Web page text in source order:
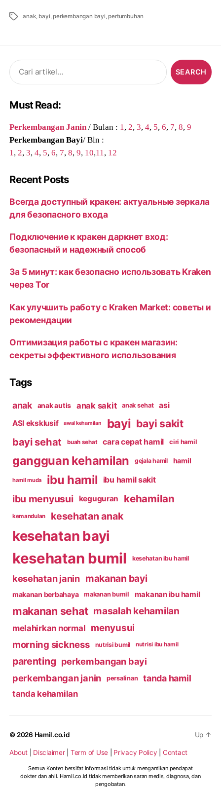
Tags anak, bayi,perkembangan bayi,pertumbuhan
Search
for:
Must Read:
Perkembangan Janin/ Bulan : 1,2,3,4, 5,6, 7,8,9
Perkembangan Bayi/ Bln :
1,2,3,4, 5,6, 7,8,9, 10,11, 12
Recent Posts
Всегда доступный кракен: актуальные зеркала
для безопасного входа
Подключение к кракен даркнет вход:
безопасный и надежный способ
За 5 минут: как безопасно использовать Kraken
через Tor
Как улучшить работу с Kraken Market: советы и
рекомендации
Оптимизация работы с кракен магазин:
секреты эффективного использования
Tags
anak anak autis anak sakit anak sehat
asi
ASI eksklusif
awal kehamilan bayi bayi sakit
bayi sehat buah sehat cara cepat hamil ciri hamil
gangguan kehamilan gejala hamil hamil
hamil muda ibu hamil ibu hamil sakit
ibu menyusui keguguran kehamilan
kemandulan kesehatan anak
kesehatan bayi
kesehatan bumil kesehatan ibu hamil
kesehatan janin makanan bayi
makanan berbahaya makanan bumil makanan ibu hamil
makanan sehat masalah kehamilan
melahirkan normal menyusui
morning sickness nutrisi bumil nutrisi ibu hamil
parenting perkembangan bayi
perkembangan janin
persalinan tanda hamil
tanda kehamilan
© 2026 Hamil.co.id
About Disclaimer| Term of Use Privacy Policy Contact
Up ↑
Semua Konten bersifat informasi tidak untuk mengantikan pendapat
dokter dan ahli. Hamil.co.id tidak memberikan saran medis, diagnosa, dan
pengobatan.